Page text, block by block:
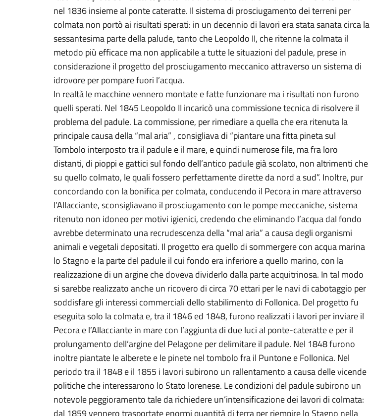
nel 1836 insieme al ponte cateratte. Il sistema di prosciugamento dei terreni per
colmata non portò ai risultati sperati: in un decennio di lavori era stata sanata circa la
sessantesima parte della palude, tanto che Leopoldo II, che ritenne la colmata il
metodo più efficace ma non applicabile a tutte le situazioni del padule, prese in
considerazione il progetto del prosciugamento meccanico attraverso un sistema di
idrovore per pompare fuori l’acqua.
In realtà le macchine vennero montate e fatte funzionare ma i risultati non furono
quelli sperati. Nel 1845 Leopoldo II incaricò una commissione tecnica di risolvere il
problema del padule. La commissione, per rimediare a quella che era ritenuta la
principale causa della “mal aria” , consigliava di “piantare una fitta pineta sul
Tombolo interposto tra il padule e il mare, e quindi numerose file, ma fra loro
distanti, di pioppi e gattici sul fondo dell’antico padule già scolato, non altrimenti che
su quello colmato, le quali fossero perfettamente dirette da nord a sud”. Inoltre, pur
concordando con la bonifica per colmata, conducendo il Pecora in mare attraverso
l’Allacciante, sconsigliavano il prosciugamento con le pompe meccaniche, sistema
ritenuto non idoneo per motivi igienici, credendo che eliminando l’acqua dal fondo
avrebbe determinato una recrudescenza della “mal aria” a causa degli organismi
animali e vegetali depositati. Il progetto era quello di sommergere con acqua marina
lo Stagno e la parte del padule il cui fondo era inferiore a quello marino, con la
realizzazione di un argine che doveva dividerlo dalla parte acquitrinosa. In tal modo
si sarebbe realizzato anche un ricovero di circa 70 ettari per le navi di cabotaggio per
soddisfare gli interessi commerciali dello stabilimento di Follonica. Del progetto fu
eseguita solo la colmata e, tra il 1846 ed 1848, furono realizzati i lavori per inviare il
Pecora e l’Allacciante in mare con l’aggiunta di due luci al ponte-cateratte e per il
prolungamento dell’argine del Pelagone per delimitare il padule. Nel 1848 furono
inoltre piantate le alberete e le pinete nel tombolo fra il Puntone e Follonica. Nel
periodo tra il 1848 e il 1855 i lavori subirono un rallentamento a causa delle vicende
politiche che interessarono lo Stato lorenese. Le condizioni del padule subirono un
notevole peggioramento tale da richiedere un’intensificazione dei lavori di colmata:
dal 1859 vennero trasportate enormi quantità di terra per riempire lo Stagno nella